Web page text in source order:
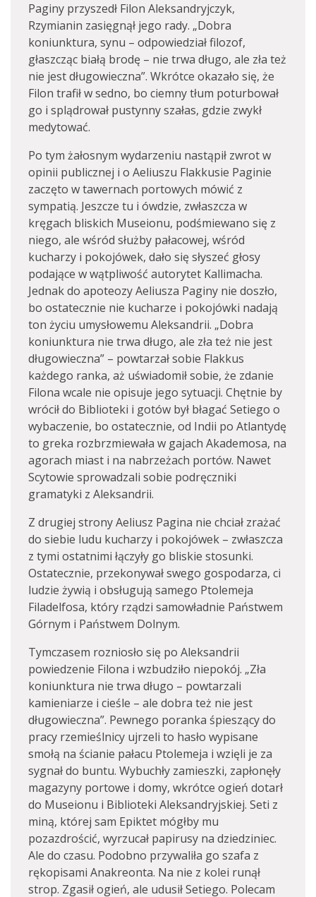
Paginy przyszedł Filon Aleksandryjczyk,
Rzymianin zasięgnął jego rady. „Dobra
koniunktura, synu – odpowiedział filozof,
głaszcząc białą brodę – nie trwa długo, ale zła też
nie jest długowieczna”. Wkrótce okazało się, że
Filon trafił w sedno, bo ciemny tłum poturbował
go i splądrował pustynny szałas, gdzie zwykł
medytować.
Po tym żałosnym wydarzeniu nastąpił zwrot w
opinii publicznej i o Aeliuszu Flakkusie Paginie
zaczęto w tawernach portowych mówić z
sympatią. Jeszcze tu i ówdzie, zwłaszcza w
kręgach bliskich Museionu, podśmiewano się z
niego, ale wśród służby pałacowej, wśród
kucharzy i pokojówek, dało się słyszeć głosy
podające w wątpliwość autorytet Kallimacha.
Jednak do apoteozy Aeliusza Paginy nie doszło,
bo ostatecznie nie kucharze i pokojówki nadają
ton życiu umysłowemu Aleksandrii. „Dobra
koniunktura nie trwa długo, ale zła też nie jest
długowieczna” – powtarzał sobie Flakkus
każdego ranka, aż uświadomił sobie, że zdanie
Filona wcale nie opisuje jego sytuacji. Chętnie by
wrócił do Biblioteki i gotów był błagać Setiego o
wybaczenie, bo ostatecznie, od Indii po Atlantydę
to greka rozbrzmiewała w gajach Akademosa, na
agorach miast i na nabrzeżach portów. Nawet
Scytowie sprowadzali sobie podręczniki
gramatyki z Aleksandrii.
Z drugiej strony Aeliusz Pagina nie chciał zrażać
do siebie ludu kucharzy i pokojówek – zwłaszcza
z tymi ostatnimi łączyły go bliskie stosunki.
Ostatecznie, przekonywał swego gospodarza, ci
ludzie żywią i obsługują samego Ptolemeja
Filadelfosa, który rządzi samowładnie Państwem
Górnym i Państwem Dolnym.
Tymczasem rozniosło się po Aleksandrii
powiedzenie Filona i wzbudziło niepokój. „Zła
koniunktura nie trwa długo – powtarzali
kamieniarze i cieśle – ale dobra też nie jest
długowieczna”. Pewnego poranka śpieszący do
pracy rzemieślnicy ujrzeli to hasło wypisane
smołą na ścianie pałacu Ptolemeja i wzięli je za
sygnał do buntu. Wybuchły zamieszki, zapłonęły
magazyny portowe i domy, wkrótce ogień dotarł
do Museionu i Biblioteki Aleksandryjskiej. Seti z
miną, której sam Epiktet mógłby mu
pozazdrościć, wyrzucał papirusy na dziedziniec.
Ale do czasu. Podobno przywaliła go szafa z
rękopisami Anakreonta. Na nie z kolei runął
strop. Zgasił ogień, ale udusił Setiego. Polecam